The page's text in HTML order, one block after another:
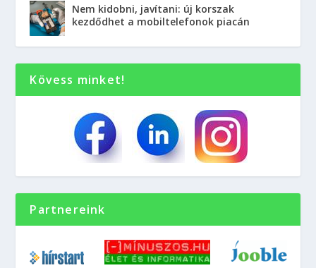
Nem kidobni, javítani: új korszak
kezdődhet a mobiltelefonok piacán
Kövess minket!
Partnereink